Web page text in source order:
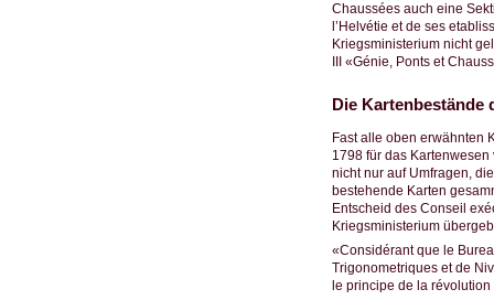
Chaussées auch eine
l’Helvétie et de ses
Kriegsministerium nicht
III «Génie, Ponts et
Die Kartenbestände
Fast alle oben erwähnten
1798 für das
nicht nur auf Umfragen,
bestehende Karten
Entscheid des Conseil
Kriegsministerium
«Considérant que le
Trigonometriques et de
le principe de la